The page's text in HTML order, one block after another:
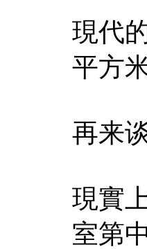
現代
平方
再来
現實
室第